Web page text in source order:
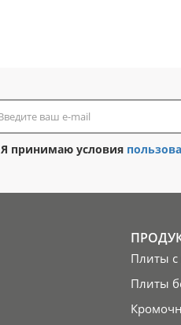
Я принимаю условия
Плиты
Плиты